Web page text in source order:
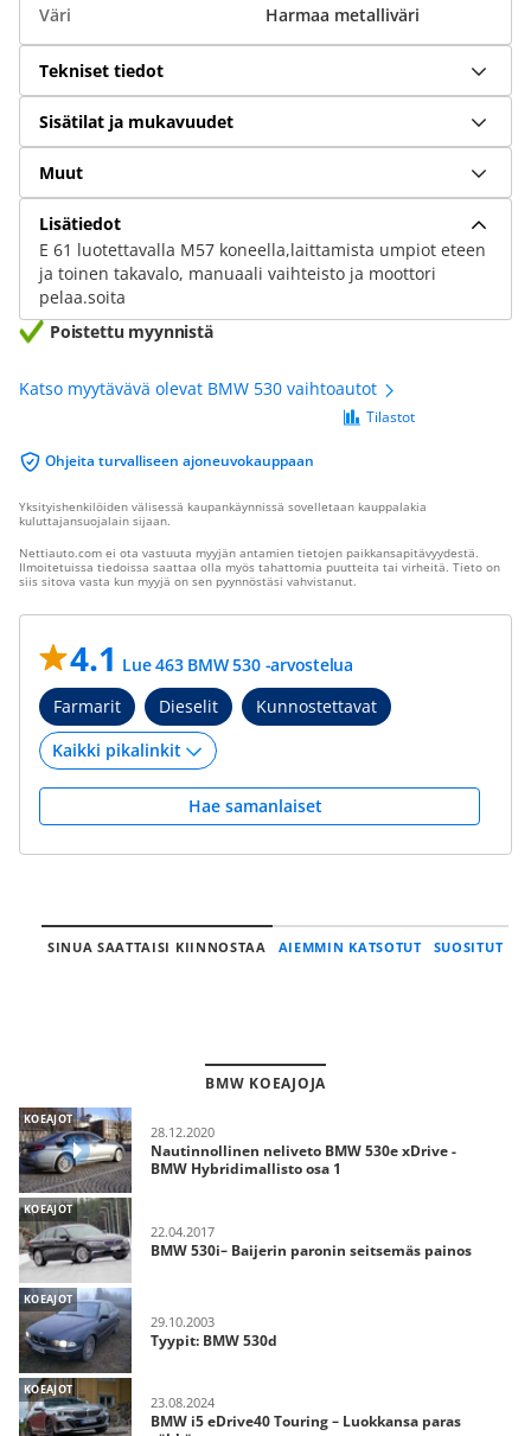
Väri
Harmaa metalliväri
Tekniset tiedot
Sisätilat ja mukavuudet
Muut
Lisätiedot
E 61 luotettavalla M57 koneella,laittamista umpiot eteen
ja toinen takavalo, manuaali vaihteisto ja moottori
pelaa.soita
Poistettu myynnistä
Katso myytävävä olevat BMW 530 vaihtoautot
Ohjeita turvalliseen ajoneuvokauppaan
Tilastot
Yksityishenkilöiden välisessä kaupankäynnissä sovelletaan kauppalakia
kuluttajansuojalain sijaan.
Nettiauto.com ei ota vastuuta myyjän antamien tietojen paikkansapitävyydestä.
Ilmoitetuissa tiedoissa saattaa olla myös tahattomia puutteita tai virheitä. Tieto on
siis sitova vasta kun myyjä on sen pyynnöstäsi vahvistanut.
4.1 Lue 463 BMW 530 -arvostelua
Farmarit
Dieselit Kunnostettavat
Hae samanlaiset
SINUA SAATTAISI KIINNOSTAA AIEMMIN KATSOTUT SUOSITUT
BMW KOEAJOJA
KOEAJOT
28.12.2020
Nautinnollinen neliveto BMW 530e xDrive -
BMW Hybridimallisto osa 1
KOEAJOT
22.04.2017
BMW 530i– Baijerin paronin seitsemäs painos
KOEAJOT
29.10.2003
Tyypit: BMW 530d
KOEAJOT
23.08.2024
BMW i5 eDrive40 Touring – Luokkansa paras